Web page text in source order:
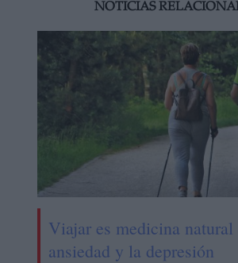
NOTICIAS
Viajar es medicina
ansiedad y la depresión